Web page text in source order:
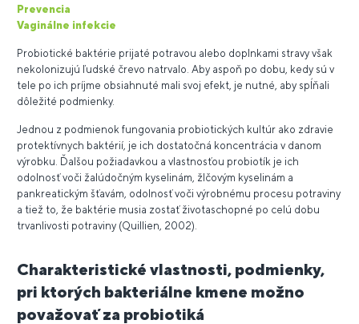
Prevencia
Vaginálne infekcie
Probiotické baktérie prijaté potravou alebo doplnkami stravy však
nekolonizujú ľudské črevo natrvalo. Aby aspoň po dobu, kedy sú v
tele po ich príjme obsiahnuté mali svoj efekt, je nutné, aby spĺňali
dôležité podmienky.
Jednou z podmienok fungovania probiotických kultúr ako zdravie
protektívnych baktérií, je ich dostatočná koncentrácia v danom
výrobku. Ďalšou požiadavkou a vlastnosťou probiotík je ich
odolnosť voči žalúdočným kyselinám, žlčovým kyselinám a
pankreatickým šťavám, odolnosť voči výrobnému procesu potraviny
a tiež to, že baktérie musia zostať životaschopné po celú dobu
trvanlivosti potraviny (Quillien, 2002).
Charakteristické vlastnosti, podmienky,
pri ktorých bakteriálne kmene možno
považovať za probiotiká